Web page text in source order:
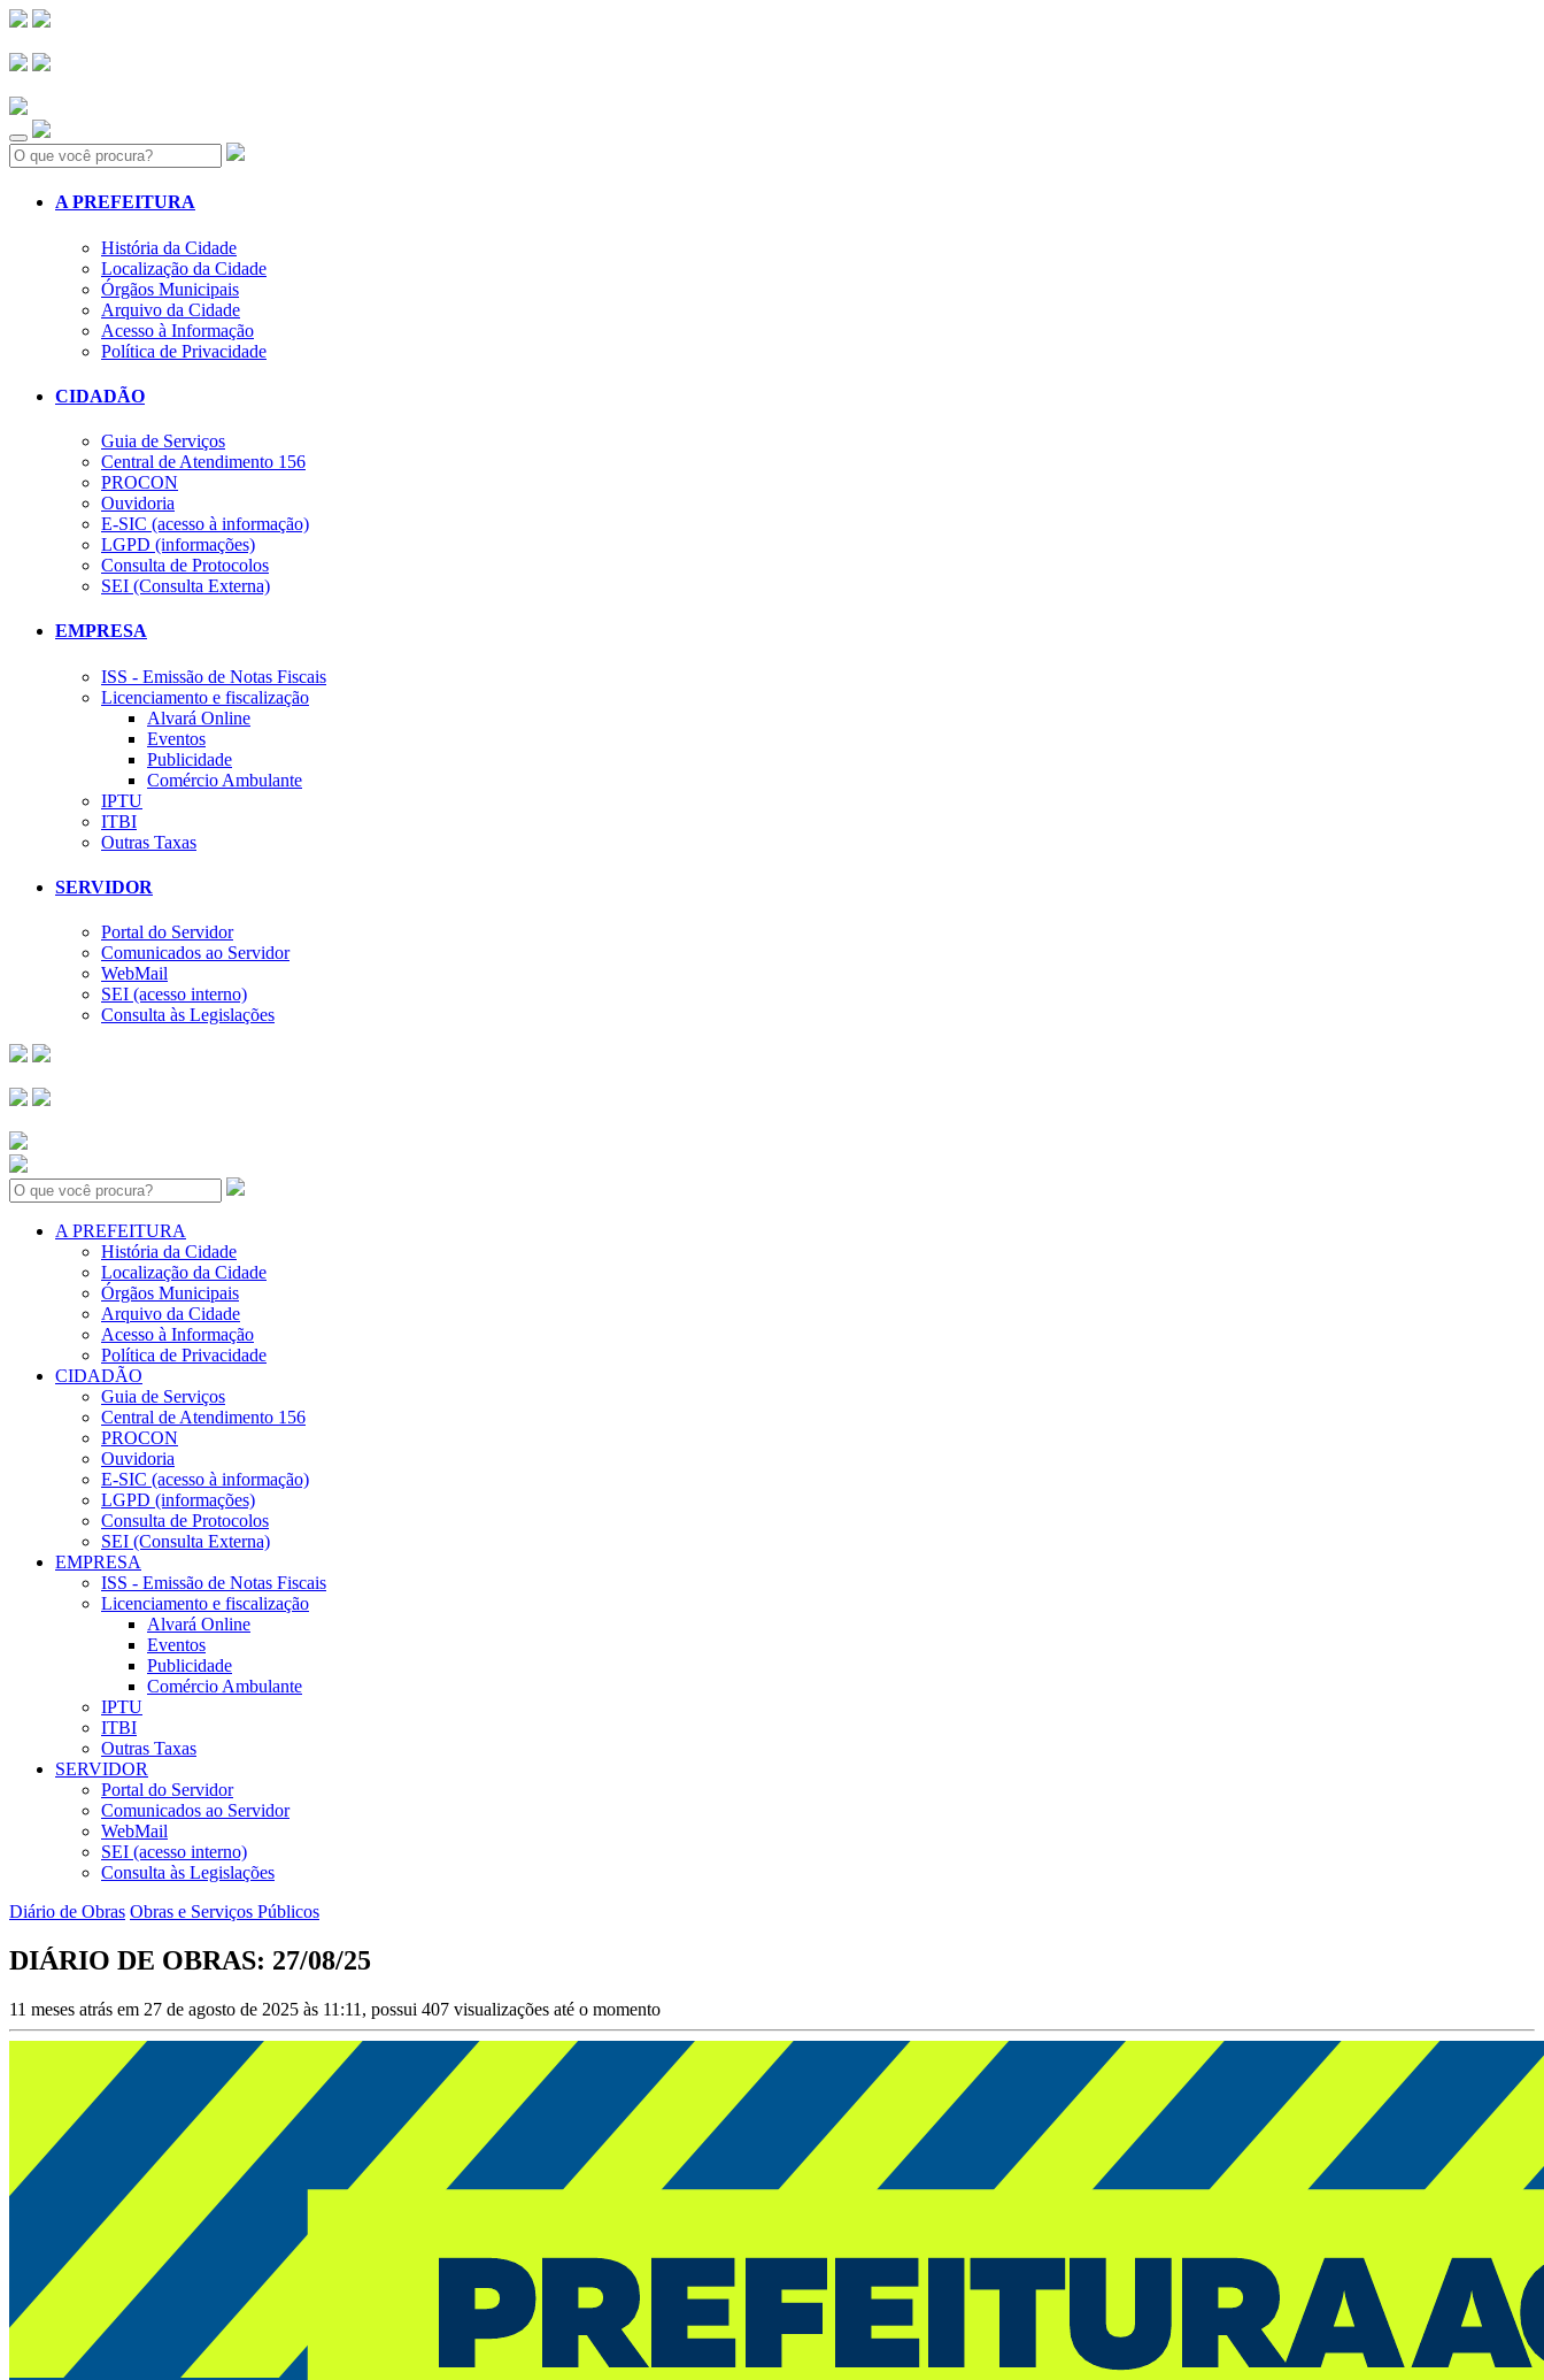
Search:
A PREFEITURA
História da Cidade
Localização da Cidade
Órgãos Municipais
Arquivo da Cidade
Acesso à Informação
Política de Privacidade
CIDADÃO
Guia de Serviços
Central de Atendimento 156
PROCON
Ouvidoria
E-SIC (acesso à informação)
LGPD (informações)
Consulta de Protocolos
SEI (Consulta Externa)
EMPRESA
ISS - Emissão de Notas Fiscais
Licenciamento e fiscalização
Alvará Online
Eventos
Publicidade
Comércio Ambulante
IPTU
ITBI
Outras Taxas
SERVIDOR
Portal do Servidor
Comunicados ao Servidor
WebMail
SEI (acesso interno)
Consulta às Legislações
Search:
A PREFEITURA
História da Cidade
Localização da Cidade
Órgãos Municipais
Arquivo da Cidade
Acesso à Informação
Política de Privacidade
CIDADÃO
Guia de Serviços
Central de Atendimento 156
PROCON
Ouvidoria
E-SIC (acesso à informação)
LGPD (informações)
Consulta de Protocolos
SEI (Consulta Externa)
EMPRESA
ISS - Emissão de Notas Fiscais
Licenciamento e fiscalização
Alvará Online
Eventos
Publicidade
Comércio Ambulante
IPTU
ITBI
Outras Taxas
SERVIDOR
Portal do Servidor
Comunicados ao Servidor
WebMail
SEI (acesso interno)
Consulta às Legislações
Diário de Obras Obras e Serviços Públicos
DIÁRIO DE OBRAS: 27/08/25
11 meses atrás em 27 de agosto de 2025 às 11:11, possui 407 visualizações até o momento